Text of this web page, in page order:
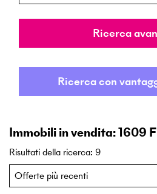
Raggio
Ricerca
Ricerca con
Immobili in vendita: 1609
Risultati della ricerca: 9